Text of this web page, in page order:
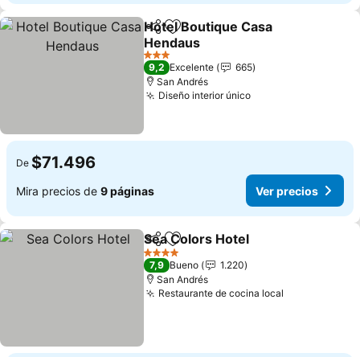
CompartirAgregar a favoritos
Hotel Boutique Casa
Hendaus
3 Estrellas
9,2 Excelente
665
San Andrés
Diseño interior único
De $71.496
Mira precios de 9 páginas Ver precios
CompartirAgregar a favoritos
Sea Colors Hotel
4 Estrellas
7,9 Bueno
1.220
San Andrés
Restaurante de cocina local